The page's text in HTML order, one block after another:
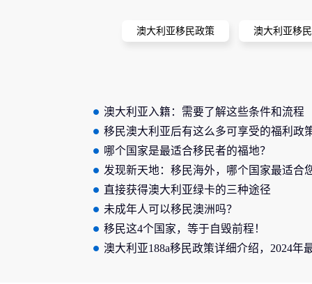
澳大利亚移民政策 澳大利亚移
澳大利亚入籍：需要了解这些条件和流程
移民澳大利亚后有这么多可享受的福利政
哪个国家是最适合移民者的福地？
发现新天地：移民海外，哪个国家最适合
直接获得澳大利亚绿卡的三种途径
未成年人可以移民澳洲吗？
移民这4个国家，等于自毁前程！
澳大利亚188a移民政策详细介绍，2024年